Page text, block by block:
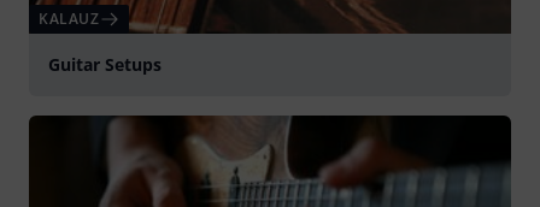
KALAUZ
Guitar Setups